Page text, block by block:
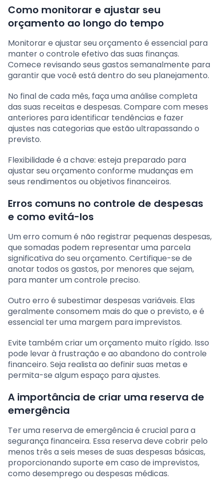
Como monitorar e ajustar seu
orçamento ao longo do tempo
Monitorar e ajustar seu orçamento é essencial para
manter o controle efetivo das suas finanças.
Comece revisando seus gastos semanalmente para
garantir que você está dentro do seu planejamento.
No final de cada mês, faça uma análise completa
das suas receitas e despesas. Compare com meses
anteriores para identificar tendências e fazer
ajustes nas categorias que estão ultrapassando o
previsto.
Flexibilidade é a chave: esteja preparado para
ajustar seu orçamento conforme mudanças em
seus rendimentos ou objetivos financeiros.
Erros comuns no controle de despesas
e como evitá-los
Um erro comum é não registrar pequenas despesas,
que somadas podem representar uma parcela
significativa do seu orçamento. Certifique-se de
anotar todos os gastos, por menores que sejam,
para manter um controle preciso.
Outro erro é subestimar despesas variáveis. Elas
geralmente consomem mais do que o previsto, e é
essencial ter uma margem para imprevistos.
Evite também criar um orçamento muito rígido. Isso
pode levar à frustração e ao abandono do controle
financeiro. Seja realista ao definir suas metas e
permita-se algum espaço para ajustes.
A importância de criar uma reserva de
emergência
Ter uma reserva de emergência é crucial para a
segurança financeira. Essa reserva deve cobrir pelo
menos três a seis meses de suas despesas básicas,
proporcionando suporte em caso de imprevistos,
como desemprego ou despesas médicas.